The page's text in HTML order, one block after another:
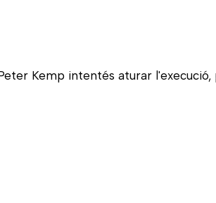
Kemp intentés aturar